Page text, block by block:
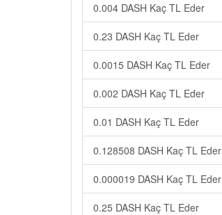
0.004 DASH Kaç TL Eder
0.23 DASH Kaç TL Eder
0.0015 DASH Kaç TL Eder
0.002 DASH Kaç TL Eder
0.01 DASH Kaç TL Eder
0.128508 DASH Kaç TL Eder
0.000019 DASH Kaç TL Eder
0.25 DASH Kaç TL Eder